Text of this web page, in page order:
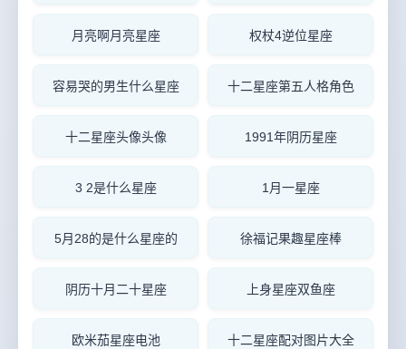
月亮啊月亮星座 权杖4逆位星座
容易哭的男生什么星座 十二星座第五人格角色
十二星座头像头像 1991年阴历星座
3 2是什么星座 1月一星座
5月28的是什么星座的 徐福记果趣星座棒
阴历十月二十星座 上身星座双鱼座
欧米茄星座电池 十二星座配对图片大全